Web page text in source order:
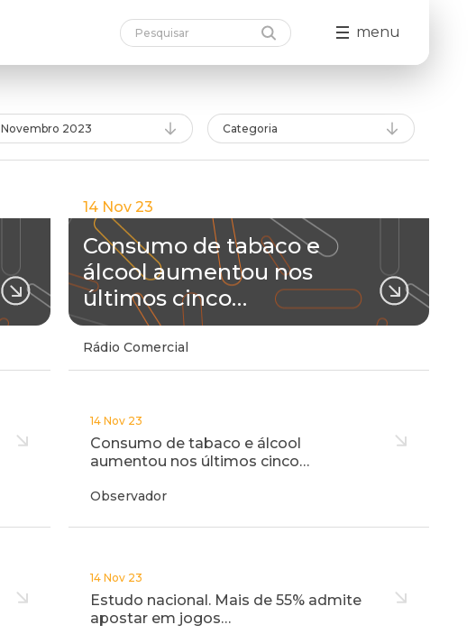
menu
Novembro 2023 Categoria
14 Nov 23
Consumo de tabaco e
álcool aumentou nos
últimos cinco…
Rádio Comercial
14 Nov 23
Consumo de tabaco e álcool
aumentou nos últimos cinco…
Observador
14 Nov 23
Estudo nacional. Mais de 55% admite
apostar em jogos…